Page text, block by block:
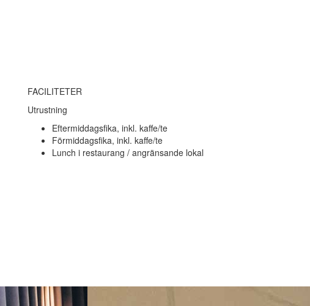
FACILITETER
Utrustning
Eftermiddagsfika, inkl. kaffe/te
Förmiddagsfika, inkl. kaffe/te
Lunch i restaurang / angränsande lokal